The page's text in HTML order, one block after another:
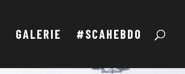
GALERIE #SCAHEBDO